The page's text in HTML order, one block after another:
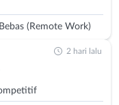
Bebas (Remote Work)
2 hari lalu